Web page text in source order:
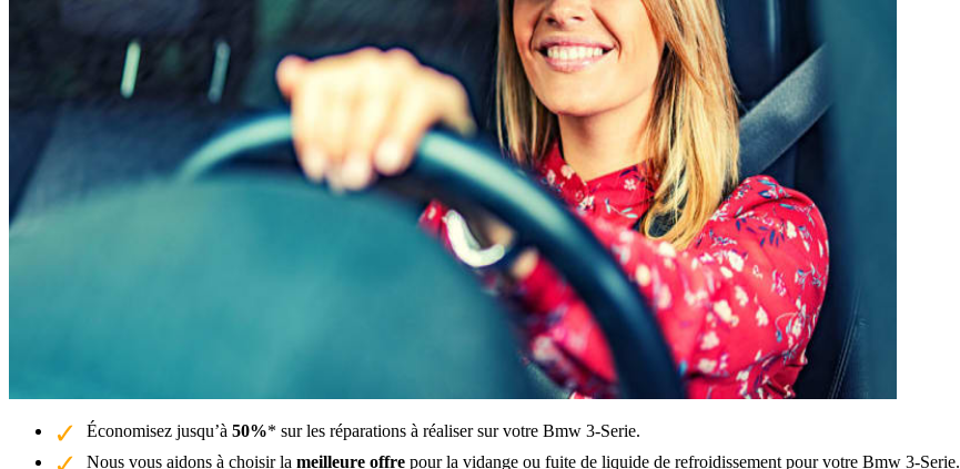
Économisez jusqu’à 50%* sur les réparations à réaliser sur votre Bmw 3-Serie.
Nous vous aidons à choisir la meilleure offre pour la vidange ou fuite de liquide de refroidissement pour votre Bmw 3-Serie.